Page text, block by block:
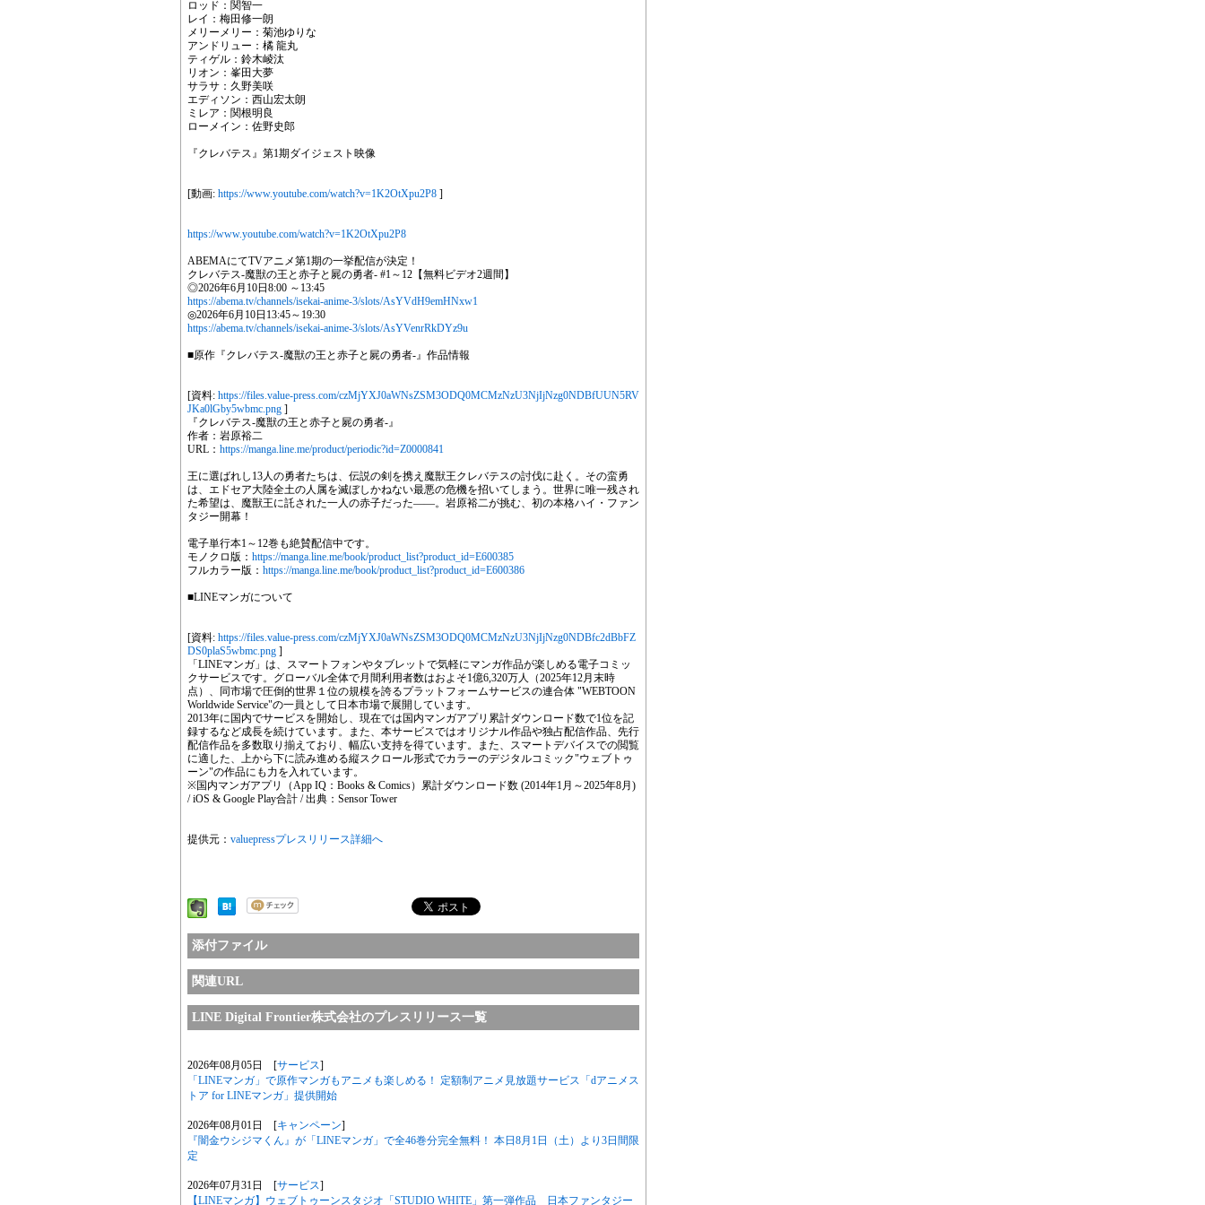
ロッド：関智一
レイ：梅田修一朗
メリーメリー：菊池ゆりな
アンドリュー：橘 龍丸
ティゲル：鈴木崚汰
リオン：峯田大夢
サラサ：久野美咲
エディソン：西山宏太朗
ミレア：関根明良
ローメイン：佐野史郎
『クレバテス』第1期ダイジェスト映像
[動画: https://www.youtube.com/watch?v=1K2OtXpu2P8 ]
https://www.youtube.com/watch?v=1K2OtXpu2P8
ABEMAにてTVアニメ第1期の一挙配信が決定！
クレバテス-魔獣の王と赤子と屍の勇者- #1～12【無料ビデオ2週間】
◎2026年6月10日8:00 ～13:45
https://abema.tv/channels/isekai-anime-3/slots/AsYVdH9emHNxw1
◎2026年6月10日13:45～19:30
https://abema.tv/channels/isekai-anime-3/slots/AsYVenrRkDYz9u
■原作『クレバテス-魔獣の王と赤子と屍の勇者-』作品情報
[資料: https://files.value-press.com/czMjYXJ0aWNsZSM3ODQ0MCMzNzU3NjIjNzg0NDBfUUN5RV
JKa0lGby5wbmc.png ]
『クレバテス-魔獣の王と赤子と屍の勇者-』
作者：岩原裕二
URL： https://manga.line.me/product/periodic?id=Z0000841
王に選ばれし13人の勇者たちは、伝説の剣を携え魔獣王クレバテスの討伐に赴く。その蛮勇
は、エドセア大陸全土の人属を滅ぼしかねない最悪の危機を招いてしまう。世界に唯一残され
た希望は、魔獣王に託された一人の赤子だった――。岩原裕二が挑む、初の本格ハイ・ファン
タジー開幕！
電子単行本1～12巻も絶賛配信中です。
モノクロ版： https://manga.line.me/book/product_list?product_id=E600385
フルカラー版： https://manga.line.me/book/product_list?product_id=E600386
■LINEマンガについて
[資料: https://files.value-press.com/czMjYXJ0aWNsZSM3ODQ0MCMzNzU3NjIjNzg0NDBfc2dBbFZ
DS0plaS5wbmc.png ]
「LINEマンガ」は、スマートフォンやタブレットで気軽にマンガ作品が楽しめる電子コミッ
クサービスです。グローバル全体で月間利用者数はおよそ1億6,320万人（2025年12月末時
点）、同市場で圧倒的世界１位の規模を誇るプラットフォームサービスの連合体 "WEBTOON
Worldwide Service"の一員として日本市場で展開しています。
2013年に国内でサービスを開始し、現在では国内マンガアプリ累計ダウンロード数で1位を記
録するなど成長を続けています。また、本サービスではオリジナル作品や独占配信作品、先行
配信作品を多数取り揃えており、幅広い支持を得ています。また、スマートデバイスでの閲覧
に適した、上から下に読み進める縦スクロール形式でカラーのデジタルコミック"ウェブトゥ
ーン"の作品にも力を入れています。
※国内マンガアプリ（App IQ：Books & Comics）累計ダウンロード数 (2014年1月～2025年8月)
/ iOS & Google Play合計 / 出典：Sensor Tower
提供元： valuepressプレスリリース詳細へ
添付ファイル
関連URL
LINE Digital Frontier株式会社のプレスリリース一覧
2026年08月05日 [サービス]
「LINEマンガ」で原作マンガもアニメも楽しめる！ 定額制アニメ見放題サービス「dアニメス
トア for LINEマンガ」提供開始
2026年08月01日 [キャンペーン]
『闇金ウシジマくん』が「LINEマンガ」で全46巻分完全無料！ 本日8月1日（土）より3日間限
定
2026年07月31日 [サービス]
【LINEマンガ】ウェブトゥーンスタジオ「STUDIO WHITE」第一弾作品 日本ファンタジー